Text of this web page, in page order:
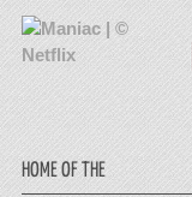
HOME OF THE